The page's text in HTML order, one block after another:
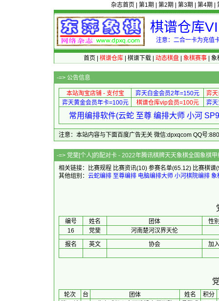
杂志首页 第1期 第2期 第3期 第4期
棋谱仓库
注意：二合一卡为充值
首页 棋谱仓库| 棋谱下载| 动态棋盘| 象棋赛事| 象
-=> 公告信息
本站淘宝店铺 - 支付宝 弈天白金会员2年=150元
弈
弈天黄金会员年卡=100元
棋谱仓库vip会员=100元 弈
常用编排软件(云蛇 至尊 编排大师 小河
注意：本站内容与下面百度广告无关 微信:dpxqcom QQ号
-=> 党斐[个人]的配对卡 - 2022年腾讯
相关链接：
比赛规程 比赛资讯(10) 参赛名单(65.12) 比赛棋谱
其他组别： 云蛇编排 至尊编排 电脑编排大师 小河棋院编排 象
编号 姓名 团体
性
16
党斐
河南楚河汉界天伦
报名
英文 协会 加
轮次 台 团体 姓名
积分